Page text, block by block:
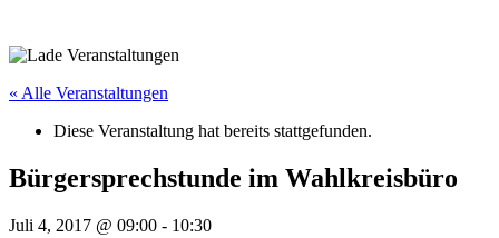
« Alle Veranstaltungen
Diese Veranstaltung hat bereits stattgefunden.
Bürgersprechstunde im Wahlkreisbüro
Juli 4, 2017 @ 09:00 - 10:30